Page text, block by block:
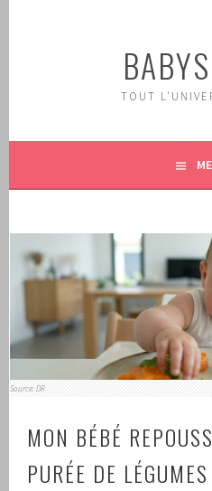
TOUT
Source: DR
MON BÉBÉ
PURÉE DE